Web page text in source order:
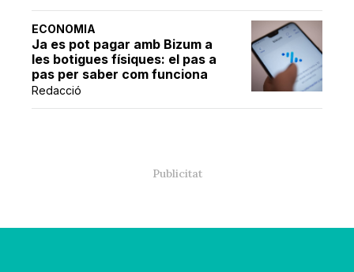
ECONOMIA
Ja es pot pagar amb Bizum a
les botigues físiques: el pas a
pas per saber com funciona
Redacció